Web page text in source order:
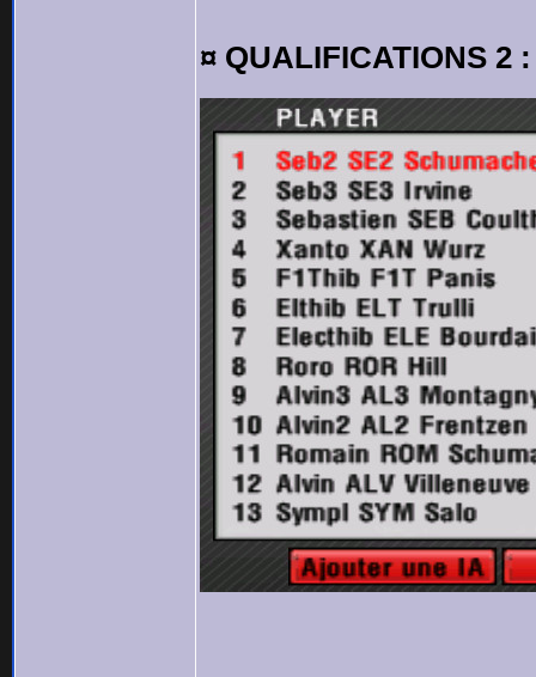
¤ QUALIFICATIONS 2 :